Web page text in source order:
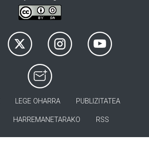
LEGE OHARRA PUBLIZITATEA
HARREMANETARAKO RSS